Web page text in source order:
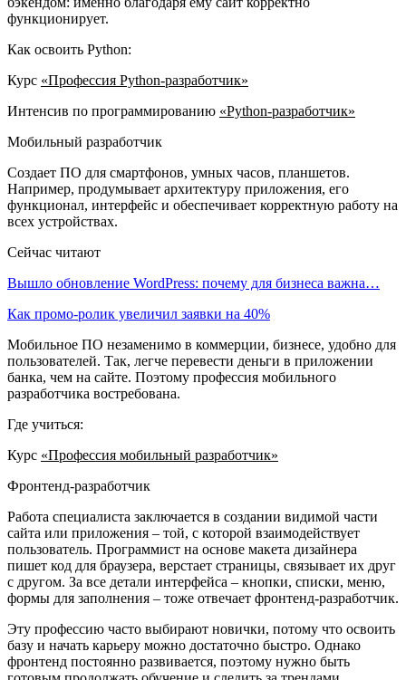
функционирует.
Как освоить Python:
Курс «Профессия Python-разработчик»
Интенсив по программированию «Python-разработчик»
Мобильный разработчик
Создает ПО для смартфонов, умных часов, планшетов.
Например, продумывает архитектуру приложения, его
функционал, интерфейс и обеспечивает корректную работу на
всех устройствах.
Сейчас читают
Вышло обновление WordPress: почему для бизнеса важна…
Как промо-ролик увеличил заявки на 40%
Мобильное ПО незаменимо в коммерции, бизнесе, удобно для
пользователей. Так, легче перевести деньги в приложении
банка, чем на сайте. Поэтому профессия мобильного
разработчика востребована.
Где учиться:
Курс «Профессия мобильный разработчик»
Фронтенд-разработчик
Работа специалиста заключается в создании видимой части
сайта или приложения – той, с которой взаимодействует
пользователь. Программист на основе макета дизайнера
пишет код для браузера, верстает страницы, связывает их друг
с другом. За все детали интерфейса – кнопки, списки, меню,
формы для заполнения – тоже отвечает фронтенд-разработчик.
Эту профессию часто выбирают новички, потому что освоить
базу и начать карьеру можно достаточно быстро. Однако
фронтенд постоянно развивается, поэтому нужно быть